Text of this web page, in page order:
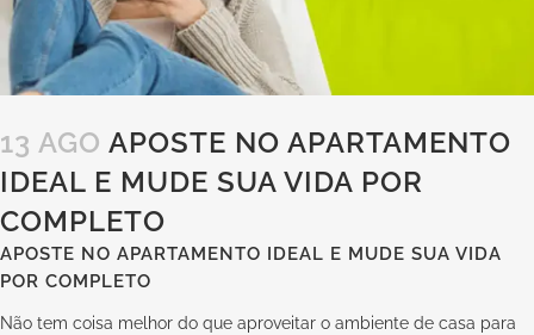
13 AGO APOSTE NO APARTAMENTO
IDEAL E MUDE SUA VIDA POR
COMPLETO
APOSTE NO APARTAMENTO IDEAL E MUDE SUA VIDA
POR COMPLETO
Não tem coisa melhor do que aproveitar o ambiente de casa para